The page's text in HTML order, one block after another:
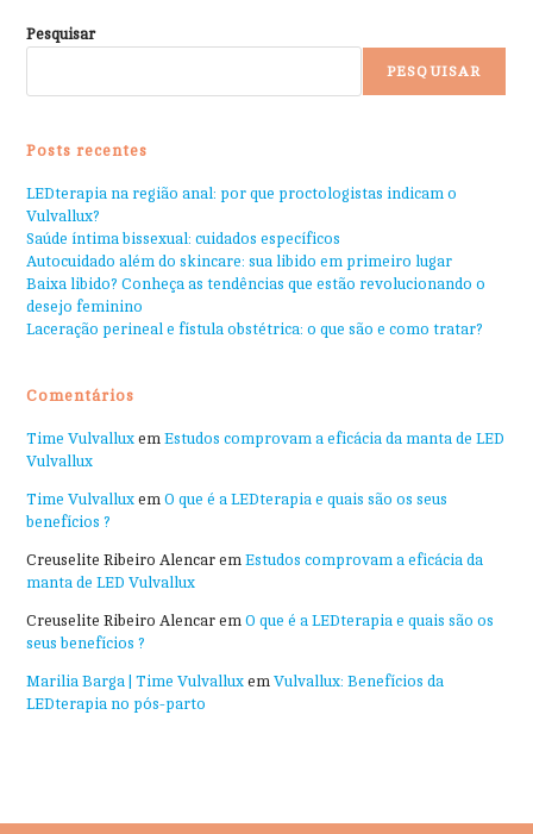
Pesquisar
PESQUISAR
Posts recentes
LEDterapia na região anal: por que proctologistas indicam o
Vulvallux?
Saúde íntima bissexual: cuidados específicos
Autocuidado além do skincare: sua libido em primeiro lugar
Baixa libido? Conheça as tendências que estão revolucionando o
desejo feminino
Laceração perineal e fístula obstétrica: o que são e como tratar?
Comentários
Time Vulvallux emEstudos comprovam a eficácia da manta de LED
Vulvallux
Time Vulvallux emO que é a LEDterapia e quais são os seus
benefícios ?
Creuselite Ribeiro Alencar emEstudos comprovam a eficácia da
manta de LED Vulvallux
Creuselite Ribeiro Alencar emO que é a LEDterapia e quais são os
seus benefícios ?
Marilia Barga | Time Vulvallux emVulvallux: Benefícios da
LEDterapia no pós-parto